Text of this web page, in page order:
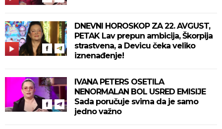
DNEVNI HOROSKOP ZA 22. AVGUST,
PETAK Lav prepun ambicija, Škorpija
strastvena, a Devicu čeka veliko
iznenađenje!
IVANA PETERS OSETILA
NENORMALAN BOL USRED EMISIJE
Sada poručuje svima da je samo
jedno važno